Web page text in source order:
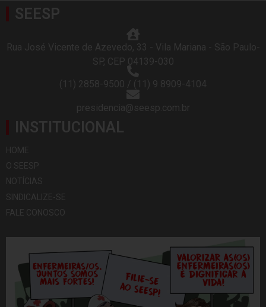
SEESP
Rua José Vicente de Azevedo, 33 - Vila Mariana - São Paulo-
SP, CEP 04139-030
(11) 2858-9500 / (11) 9 8909-4104
presidencia@seesp.com.br
INSTITUCIONAL
HOME
O SEESP
NOTÍCIAS
SINDICALIZE-SE
FALE CONOSCO